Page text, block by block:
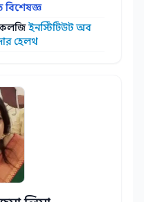
বিশেষজ্ঞ
ইনস্টিটিউট অব
হেলথ